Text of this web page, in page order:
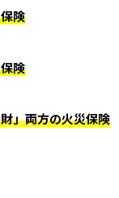
険
険
」両方の火災保険